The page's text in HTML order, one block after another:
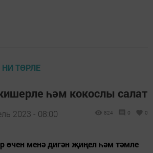
ТӨРЛЕ
һәм кокослы салат
2023 - 08:00 824 0 0
өчен менә дигән җиңел һәм тәмле